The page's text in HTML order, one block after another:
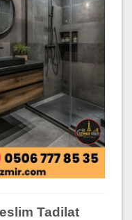
Tadilat